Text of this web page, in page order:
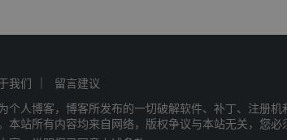
我们
留言建议
个人博客，博客所发布的一切破解软件、补丁、注册
本站所有内容均来自网络，版权争议与本站无关，您